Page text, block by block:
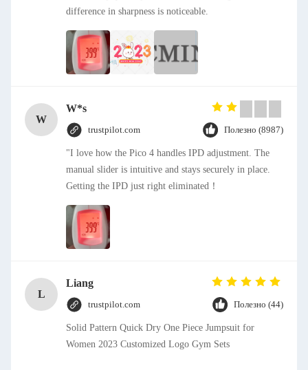
difference in sharpness is noticeable.
W
W*s
trustpilot.com Полезно (8987)
"I love how the Pico 4 handles IPD adjustment. The
manual slider is intuitive and stays securely in place.
Getting the IPD just right eliminated！
L
Liang
trustpilot.com Полезно (44)
Solid Pattern Quick Dry One Piece Jumpsuit for
Women 2023 Customized Logo Gym Sets